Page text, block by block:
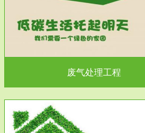
废气处理工程
水处理工程